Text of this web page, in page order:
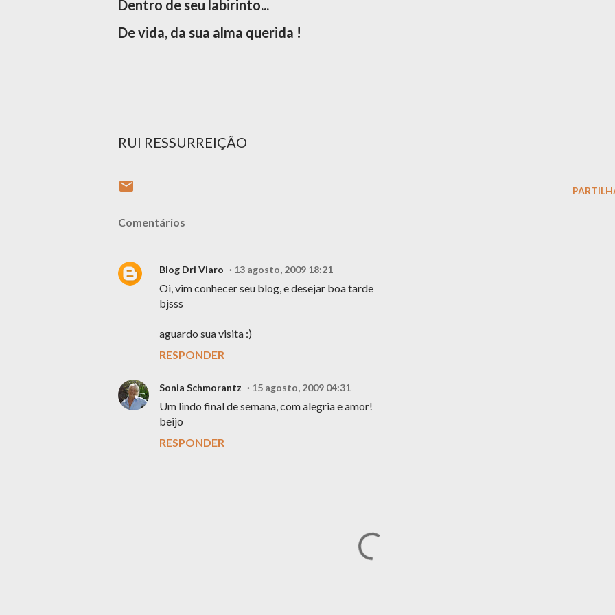
Dentro de seu labirinto...
De vida, da sua alma querida !
RUI RESSURREIÇÃO
Comentários
Blog Dri Viaro 13 agosto, 2009 18:21
Oi, vim conhecer seu blog, e desejar boa tarde
bjsss
aguardo sua visita :)
RESPONDER
Sonia Schmorantz 15 agosto, 2009 04:31
Um lindo final de semana, com alegria e amor!
beijo
RESPONDER